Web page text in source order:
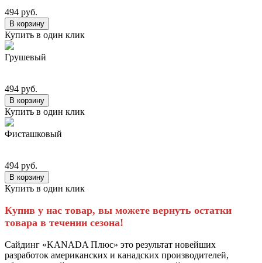
494 руб.
В корзину
Купить в один клик
Грушевый
494 руб.
В корзину
Купить в один клик
Фисташковый
494 руб.
В корзину
Купить в один клик
Купив у нас товар, вы можете вернуть остатки
товара в течении сезона!
Сайдинг «KANADA Плюс» это результат новейших
разработок американских и канадских производителей,